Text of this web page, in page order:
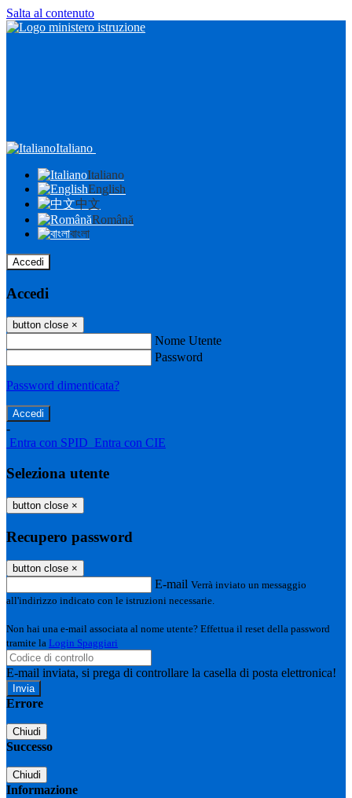
Salta al contenuto
Italiano
Italiano
English
中文
Română
বাংলা
Accedi
Accedi
button close ×
Nome Utente
Password
Password dimenticata?
-
Entra con SPID Entra con CIE
Seleziona utente
button close ×
Recupero password
button close ×
E-mail Verrà inviato un messaggio
all'indirizzo indicato con le istruzioni necessarie.
Non hai una e-mail associata al nome utente? Effettua il reset della password
tramite la Login Spaggiari
E-mail inviata, si prega di controllare la casella di posta elettronica!
Errore
Chiudi
Successo
Chiudi
Informazione